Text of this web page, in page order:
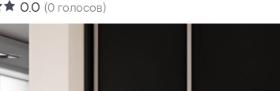
0.0 (0 голосов)